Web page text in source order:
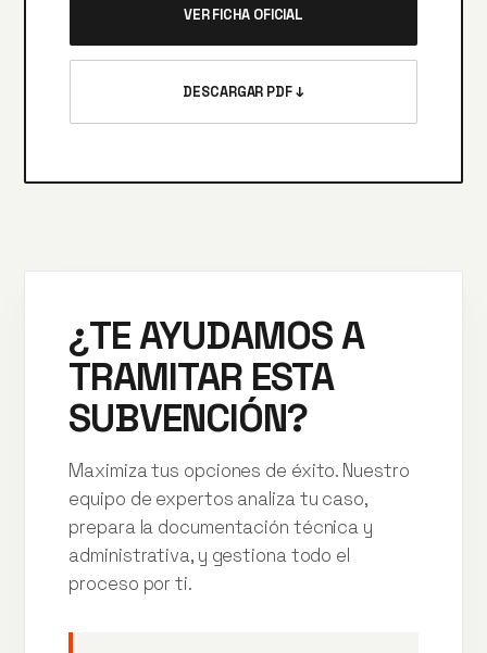
VER FICHA OFICIAL
DESCARGAR PDF ↓
¿TE AYUDAMOS A
TRAMITAR ESTA
SUBVENCIÓN?
Maximiza tus opciones de éxito. Nuestro
equipo de expertos analiza tu caso,
prepara la documentación técnica y
administrativa, y gestiona todo el
proceso por ti.